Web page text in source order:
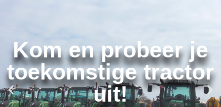
Kom en probeer je
toekomstige tractor
uit!